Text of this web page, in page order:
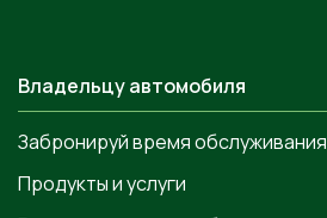
Владельцу автомобиля
Забронируй время обслуживания
Продукты и услуги